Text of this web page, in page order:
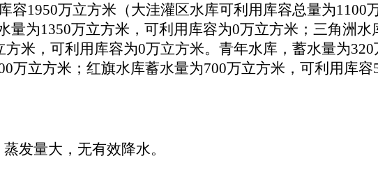
容1950万立方米（大洼灌区水库可利用库容总量为1100
量为1350万立方米，可利用库容为0万立方米；三角洲
米，可利用库容为0万立方米。青年水库，蓄水量为
万立方米；红旗水库蓄水量为700万立方米，可利用库
发量大，无有效降水。